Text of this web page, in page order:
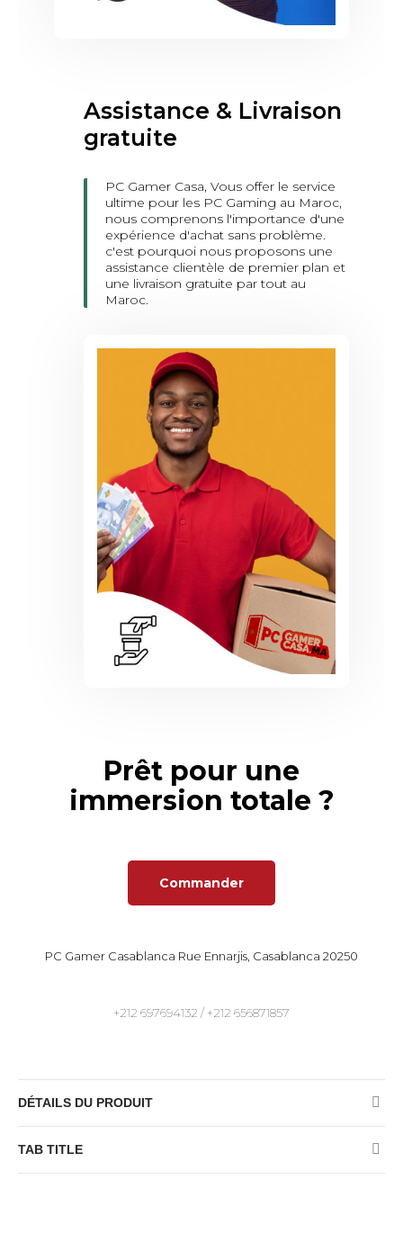
Assistance & Livraison
gratuite
PC Gamer Casa, Vous offer le service
ultime pour les PC Gaming au Maroc,
nous comprenons l'importance d'une
expérience d'achat sans problème.
c'est pourquoi nous proposons une
assistance clientèle de premier plan et
une livraison gratuite par tout au
Maroc.
Prêt pour une
immersion totale ?
Commander
PC Gamer Casablanca Rue Ennarjis, Casablanca 20250
+212 697694132 / +212 656871857
DÉTAILS DU PRODUIT
TAB TITLE